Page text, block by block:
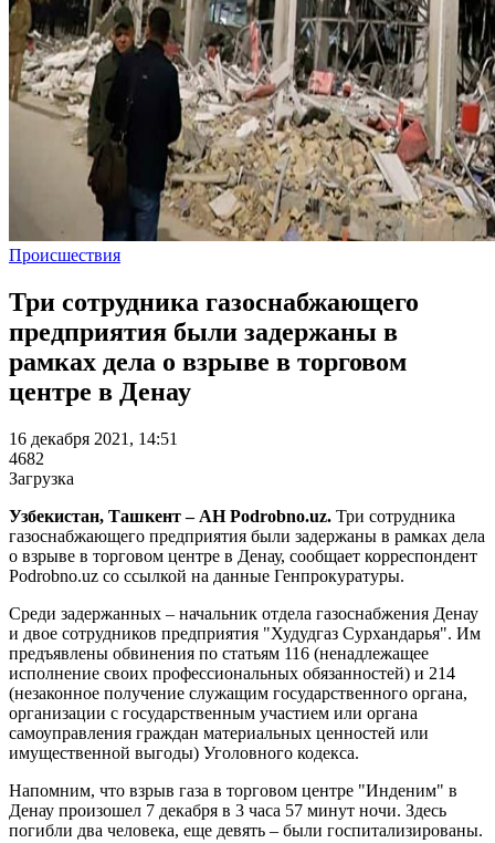
Происшествия
Три сотрудника газоснабжающего
предприятия были задержаны в
рамках дела о взрыве в торговом
центре в Денау
16 декабря 2021, 14:51
4682
Загрузка
Узбекистан, Ташкент – АН Podrobno.uz. Три сотрудника
газоснабжающего предприятия были задержаны в рамках дела
о взрыве в торговом центре в Денау, сообщает корреспондент
Podrobno.uz со ссылкой на данные Генпрокуратуры.
Среди задержанных – начальник отдела газоснабжения Денау
и двое сотрудников предприятия "Худудгаз Сурхандарья". Им
предъявлены обвинения по статьям 116 (ненадлежащее
исполнение своих профессиональных обязанностей) и 214
(незаконное получение служащим государственного органа,
организации с государственным участием или органа
самоуправления граждан материальных ценностей или
имущественной выгоды) Уголовного кодекса.
Напомним, что взрыв газа в торговом центре "Инденим" в
Денау произошел 7 декабря в 3 часа 57 минут ночи. Здесь
погибли два человека, еще девять – были госпитализированы.